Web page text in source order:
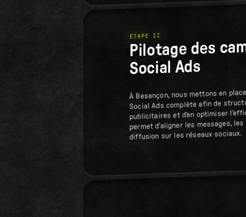
ÉTAPE II
Pilotage des
Social Ads
À Besançon, nous mettons en
Social Ads complète afin de
publicitaires et d’en optimiser
permet d’aligner les messages,
diffusion sur les réseaux sociaux.